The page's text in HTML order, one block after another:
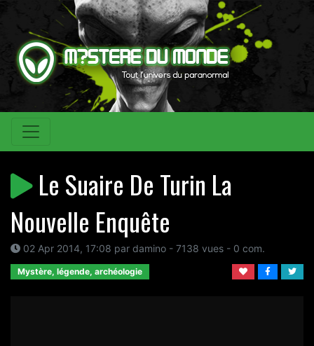
Le Suaire De Turin La
Nouvelle Enquête
02 Apr 2014, 17:08 par damino - 7138 vues - 0 com.
Mystère, légende, archéologie